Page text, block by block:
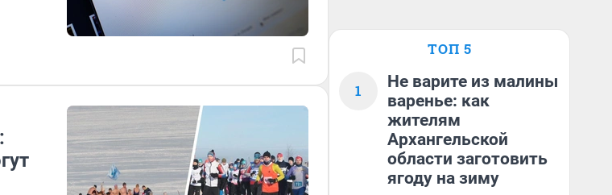
ТОП 5
1
Не варите из малины
варенье: как
жителям
Архангельской
области заготовить
ягоду на зиму